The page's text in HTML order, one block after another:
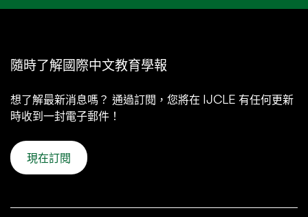
隨時了解國際中文教育學報
想了解最新消息嗎？ 通過訂閱，您將在 IJCLE 有任何更新
時收到一封電子郵件！
現在訂閱